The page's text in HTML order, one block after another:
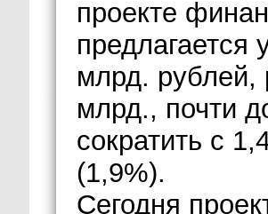
проекте
предлагается
млрд. рублей,
млрд., почти
сократить с
(1,9%).
Сегодня